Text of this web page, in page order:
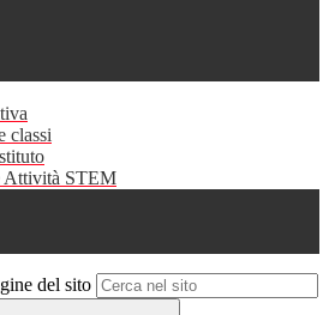
classi
Attività STEM
del sito